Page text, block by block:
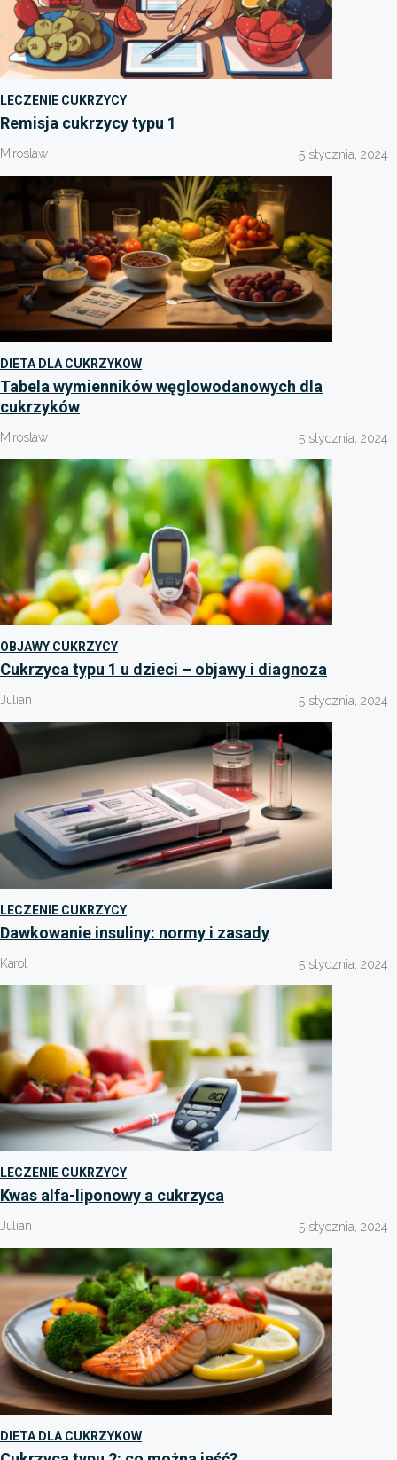
LECZENIE CUKRZYCY
Remisja cukrzycy typu 1
Miroslaw 5 stycznia, 2024
DIETA DLA CUKRZYKOW
Tabela wymienników węglowodanowych dla
cukrzyków
Miroslaw 5 stycznia, 2024
OBJAWY CUKRZYCY
Cukrzyca typu 1 u dzieci – objawy i diagnoza
Julian 5 stycznia, 2024
LECZENIE CUKRZYCY
Dawkowanie insuliny: normy i zasady
Karol 5 stycznia, 2024
LECZENIE CUKRZYCY
Kwas alfa-liponowy a cukrzyca
Julian 5 stycznia, 2024
DIETA DLA CUKRZYKOW